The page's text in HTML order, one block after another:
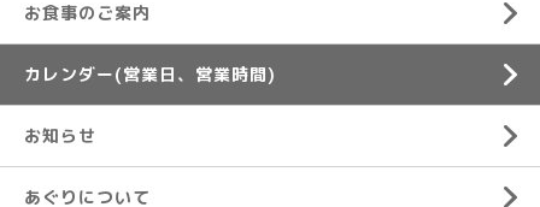
お食事のご案内
カレンダー(営業日、営業時間)
お知らせ
あぐりについて